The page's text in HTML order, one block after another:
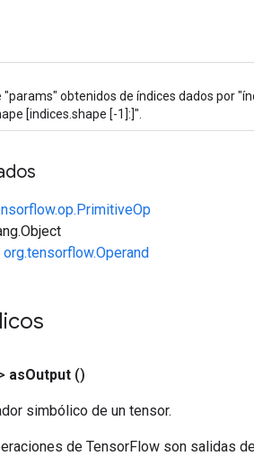
"params" obtenidos de índices dados por
[indices.shape [-1]:]".
org.tensorflow.Operand
asOutput ()
simbólico de un tensor.
de TensorFlow son salidas